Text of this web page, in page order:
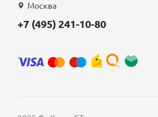
Москва
+7 (495) 241-10-80